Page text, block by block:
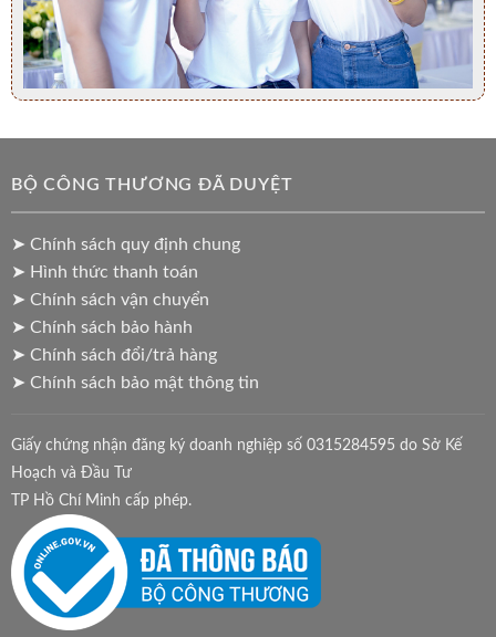
BỘ CÔNG THƯƠNG ĐÃ DUYỆT
➤ Chính sách quy định chung
➤ Hình thức thanh toán
➤ Chính sách vận chuyển
➤ Chính sách bảo hành
➤ Chính sách đổi/trả hàng
➤ Chính sách bảo mật thông tin
Giấy chứng nhận đăng ký doanh nghiệp số 0315284595 do Sở Kế
Hoạch và Đầu Tư
TP Hồ Chí Minh cấp phép.